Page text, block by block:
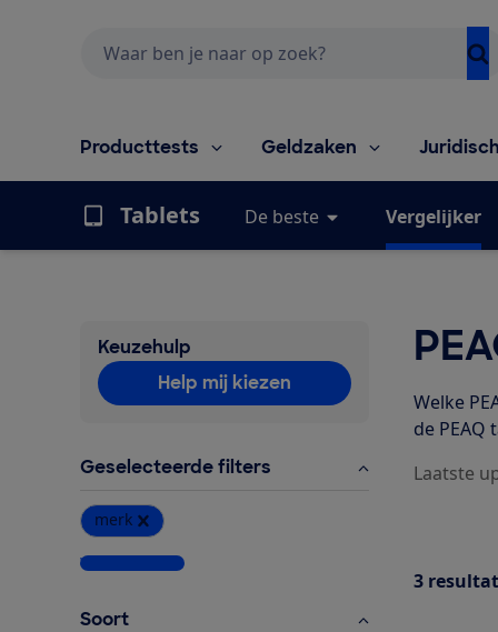
Producttests Geldzaken
Tablets De beste Vergelijker
Keuzehulp
Help mij kiezen
Geselecteerde filters
merk
Wis alle filters
Soort
Welke
de PEAQ
Laatste
3